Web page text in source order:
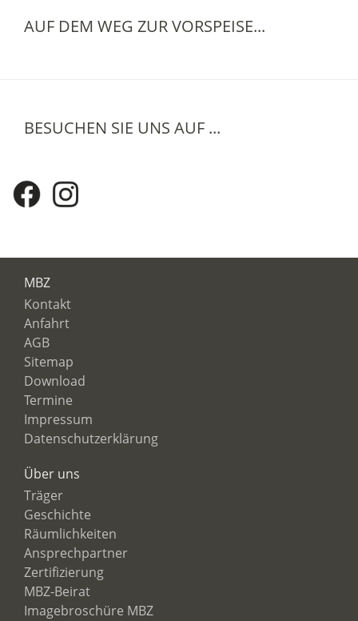
AUF DEM WEG ZUR VORSPEISE...
BESUCHEN SIE UNS AUF ...
MBZ
Kontakt
Anfahrt
AGB
Sitemap
Download
Termine
Impressum
Datenschutzerklärung
Über uns
Träger
Geschichte
Räumlichkeiten
Ansprechpartner
Zertifizierung
MBZ-Beirat
Imagebroschüre MBZ